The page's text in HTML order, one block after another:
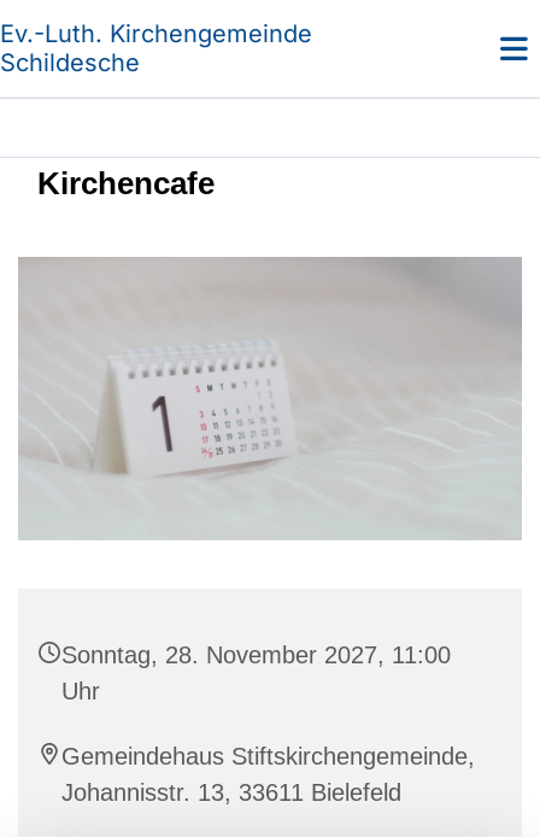
Ev.-Luth. Kirchengemeinde
Schildesche
Kirchencafe
Sonntag, 28. November 2027, 11:00
Uhr
Gemeindehaus Stiftskirchengemeinde,
Johannisstr. 13, 33611 Bielefeld